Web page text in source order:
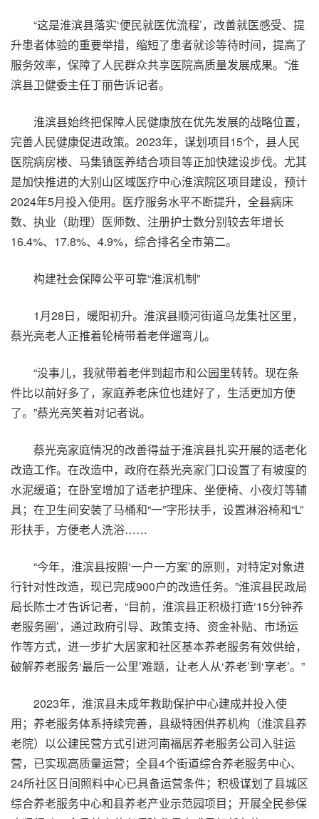
“这是淮滨县落实‘便民就医优流程’，改善就医感受、提
升患者体验的重要举措，缩短了患者就诊等待时间，提高了
服务效率，保障了人民群众共享医院高质量发展成果。”淮
滨县卫健委主任丁丽告诉记者。
淮滨县始终把保障人民健康放在优先发展的战略位置，
完善人民健康促进政策。2023年，谋划项目15个，县人民
医院病房楼、马集镇医养结合项目等正加快建设步伐。尤其
是加快推进的大别山区域医疗中心淮滨院区项目建设，预计
2024年5月投入使用。医疗服务水平不断提升，全县病床
数、执业（助理）医师数、注册护士数分别较去年增长
16.4%、17.8%、4.9%，综合排名全市第二。
构建社会保障公平可靠“淮滨机制”
1月28日，暖阳初升。淮滨县顺河街道乌龙集社区里，
蔡光亮老人正推着轮椅带着老伴遛弯儿。
“没事儿，我就带着老伴到超市和公园里转转。现在条
件比以前好多了，家庭养老床位也建好了，生活更加方便
了。”蔡光亮笑着对记者说。
蔡光亮家庭情况的改善得益于淮滨县扎实开展的适老化
改造工作。在改造中，政府在蔡光亮家门口设置了有坡度的
水泥缓道；在卧室增加了适老护理床、坐便椅、小夜灯等辅
具；在卫生间安装了马桶和“一”字形扶手，设置淋浴椅和“L”
形扶手，方便老人洗浴……
“今年，淮滨县按照‘一户一方案’的原则，对特定对象进
行针对性改造，现已完成900户的改造任务。”淮滨县民政局
局长陈士才告诉记者，“目前，淮滨县正积极打造‘15分钟养
老服务圈’，通过政府引导、政策支持、资金补贴、市场运
作等方式，进一步扩大居家和社区基本养老服务有效供给，
破解养老服务‘最后一公里’难题，让老人从‘养老’到‘享老’。”
2023年，淮滨县未成年救助保护中心建成并投入使
用；养老服务体系持续完善，县级特困供养机构（淮滨县养
老院）以公建民营方式引进河南福居养老服务公司入驻运
营，已实现高质量运营；全县4个街道综合养老服务中心、
24所社区日间照料中心已具备运营条件；积极谋划了县城区
综合养老服务中心和县养老产业示范园项目；开展全民参保